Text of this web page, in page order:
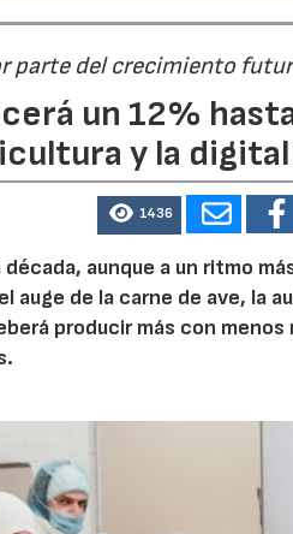
parte del crecimiento
un 12%
y la
1436
aunque a un ritmo
auge de la carne de ave, la
producir más con